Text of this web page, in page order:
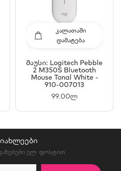
ᲙᲐᲚᲐᲗᲐᲨᲘ
ᲓᲐᲛᲐᲢᲔᲑᲐ
Მაუსი: Logitech Pebble
2 M350S Bluetooth
Mouse Tonal White -
910-007013
99.00ლ
ელ. ფოსტით